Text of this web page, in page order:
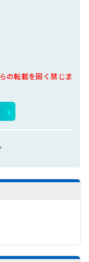
の転載を固く禁じま